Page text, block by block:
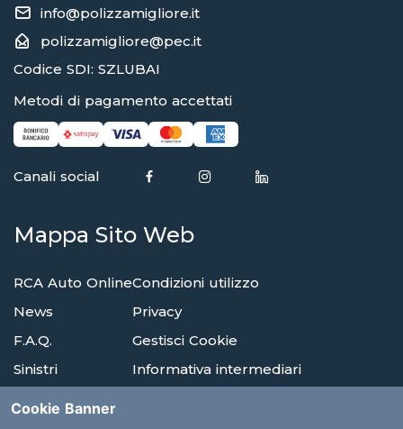
info@polizzamigliore.it
polizzamigliore@pec.it
Codice SDI: SZLUBAI
Metodi di pagamento accettati
Canali social
Mappa Sito Web
RCA Auto Online
News
F.A.Q.
Sinistri
Condizioni utilizzo
Privacy
Gestisci Cookie
Informativa intermediari
Cookie Banner